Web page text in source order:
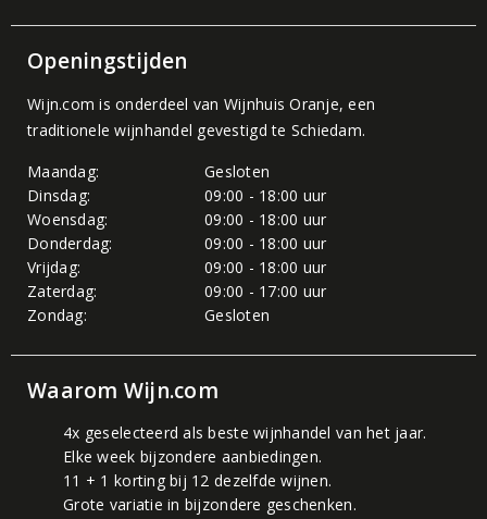
Openingstijden
Wijn.com is onderdeel van Wijnhuis Oranje, een
traditionele wijnhandel gevestigd te Schiedam.
Maandag:
Gesloten
Dinsdag:
09:00 - 18:00 uur
Woensdag:
09:00 - 18:00 uur
Donderdag:
09:00 - 18:00 uur
Vrijdag:
09:00 - 18:00 uur
Zaterdag:
09:00 - 17:00 uur
Zondag:
Gesloten
Waarom Wijn.com
4x geselecteerd als beste wijnhandel van het jaar.
Elke week bijzondere aanbiedingen.
11 + 1 korting bij 12 dezelfde wijnen.
Grote variatie in bijzondere geschenken.